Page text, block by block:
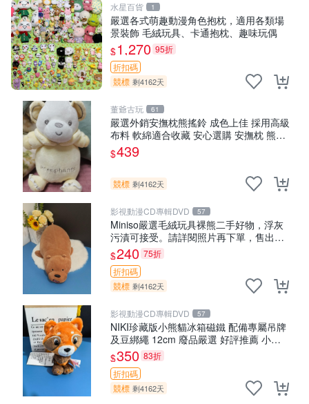
水星百貨 1
嚴選各式萌趣動漫角色抱枕，適用各類場
景裝飾 毛絨玩具、卡通抱枕、趣味玩偶
$1,270 95折
折扣碼
競標 剩4162天
董爺古玩 61
嚴選外銷安撫枕熊搖鈴 成色上佳 採用高級
布料 軟綿適合收藏 安心選購 安撫枕 熊玩
具 搖鈴
$439
競標 剩4162天
影視動漫CD專輯DVD 57
Miniso嚴選毛絨玩具裸熊二手好物，浮灰
污漬可接受。請詳閱照片再下單，售出不
退不換。全新品相收藏推薦。 裸熊 毛絨玩
具 收藏
$240 75折
折扣碼
競標 剩4162天
影視動漫CD專輯DVD 57
NIKI珍藏版小熊貓冰箱磁鐵 配備專屬吊牌
及豆綁繩 12cm 廢品嚴選 好評推薦 小熊
貓冰箱貼 磁鐵掛件 冰箱飾品
$350 83折
折扣碼
競標 剩4162天